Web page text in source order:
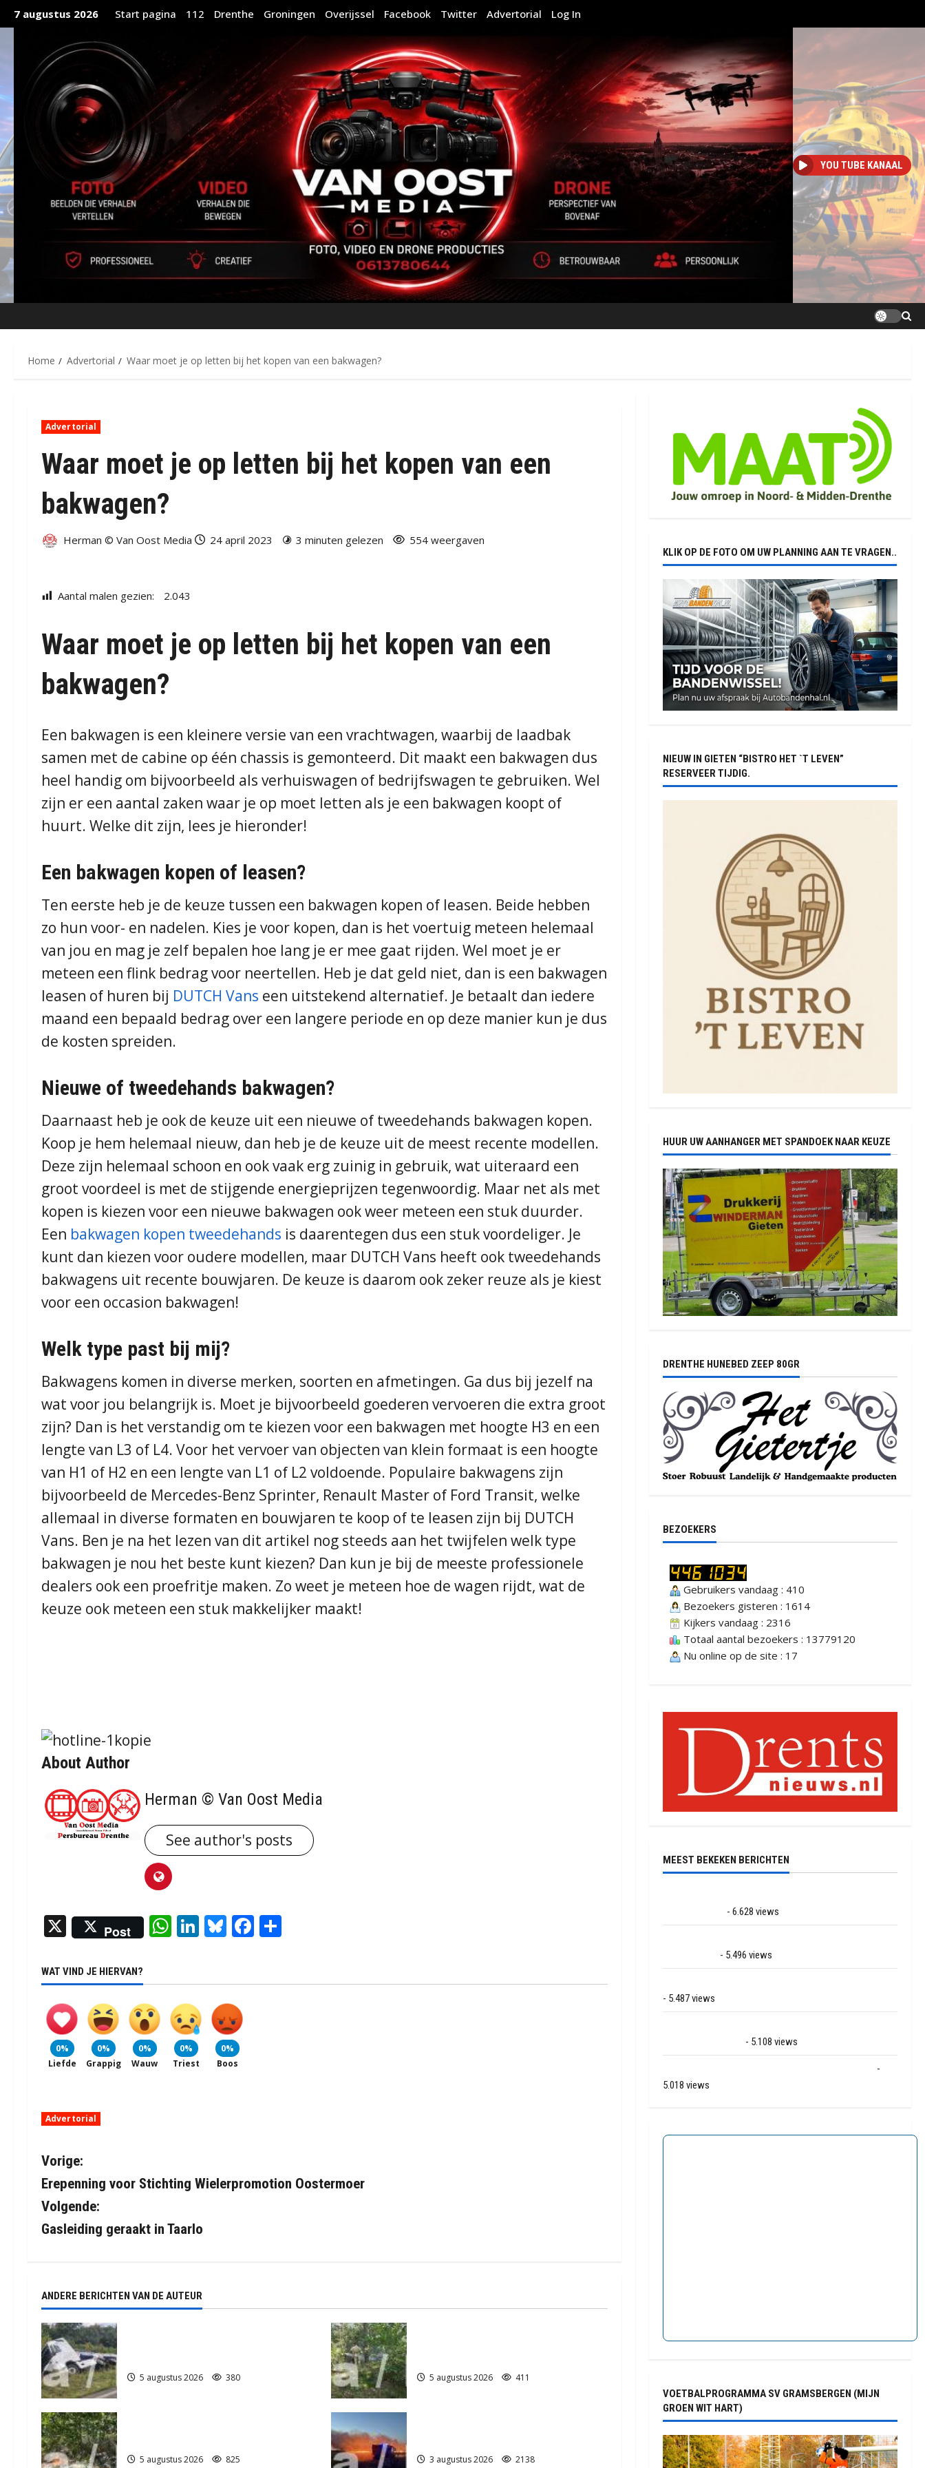
naar
7 augustus 2026 Start pagina 112 Drenthe Groningen Overijssel Facebook Twitter Advertorial Log In
YOU TUBE KANAAL
Home Advertorial Waar moet je op letten bij het kopen van een bakwagen?
Advertorial
Waar moet je op letten bij het kopen van een
bakwagen?
Herman © Van Oost Media 24 april 2023 3 minuten gelezen 554 weergaven
Aantal malen gezien: 2.043
Waar moet je op letten bij het kopen van een
bakwagen?
Een bakwagen is een kleinere versie van een vrachtwagen, waarbij de laadbak
samen met de cabine op één chassis is gemonteerd. Dit maakt een bakwagen dus
heel handig om bijvoorbeeld als verhuiswagen of bedrijfswagen te gebruiken. Wel
zijn er een aantal zaken waar je op moet letten als je een bakwagen koopt of
huurt. Welke dit zijn, lees je hieronder!
Een bakwagen kopen of leasen?
Ten eerste heb je de keuze tussen een bakwagen kopen of leasen. Beide hebben
zo hun voor- en nadelen. Kies je voor kopen, dan is het voertuig meteen helemaal
van jou en mag je zelf bepalen hoe lang je er mee gaat rijden. Wel moet je er
meteen een flink bedrag voor neertellen. Heb je dat geld niet, dan is een bakwagen
leasen of huren bij DUTCH Vans een uitstekend alternatief. Je betaalt dan iedere
maand een bepaald bedrag over een langere periode en op deze manier kun je dus
de kosten spreiden.
Nieuwe of tweedehands bakwagen?
Daarnaast heb je ook de keuze uit een nieuwe of tweedehands bakwagen kopen.
Koop je hem helemaal nieuw, dan heb je de keuze uit de meest recente modellen.
Deze zijn helemaal schoon en ook vaak erg zuinig in gebruik, wat uiteraard een
groot voordeel is met de stijgende energieprijzen tegenwoordig. Maar net als met
kopen is kiezen voor een nieuwe bakwagen ook weer meteen een stuk duurder.
Een bakwagen kopen tweedehands is daarentegen dus een stuk voordeliger. Je
kunt dan kiezen voor oudere modellen, maar DUTCH Vans heeft ook tweedehands
bakwagens uit recente bouwjaren. De keuze is daarom ook zeker reuze als je kiest
voor een occasion bakwagen!
Welk type past bij mij?
Bakwagens komen in diverse merken, soorten en afmetingen. Ga dus bij jezelf na
wat voor jou belangrijk is. Moet je bijvoorbeeld goederen vervoeren die extra groot
zijn? Dan is het verstandig om te kiezen voor een bakwagen met hoogte H3 en een
lengte van L3 of L4. Voor het vervoer van objecten van klein formaat is een hoogte
van H1 of H2 en een lengte van L1 of L2 voldoende. Populaire bakwagens zijn
bijvoorbeeld de Mercedes-Benz Sprinter, Renault Master of Ford Transit, welke
allemaal in diverse formaten en bouwjaren te koop of te leasen zijn bij DUTCH
Vans. Ben je na het lezen van dit artikel nog steeds aan het twijfelen welk type
bakwagen je nou het beste kunt kiezen? Dan kun je bij de meeste professionele
dealers ook een proefritje maken. Zo weet je meteen hoe de wagen rijdt, wat de
keuze ook meteen een stuk makkelijker maakt!
About Author
Herman © Van Oost Media
See author's posts
X Post WhatsApp
LinkedIn
Bluesky
Facebook
WAT VIND JE HIERVAN?
0%
Liefde
0%
Grappig
0%
Wauw
0%
Triest
0%
Boos
Advertorial
B
e
r
h
t
n
a
v
i
Vorige:
Erepenning voor Stichting Wielerpromotion Oostermoer
Volgende:
Gasleiding geraakt in Taarlo
ANDERE BERICHTEN VAN DE AUTEUR
5 augustus 2026 380 5 augustus 2026 411
5 augustus 2026 825 3 augustus 2026 2138
KLIK OP DE FOTO OM UW PLANNING AAN TE VRAGEN..
NIEUW IN GIETEN “BISTRO HET `T LEVEN”
RESERVEER TIJDIG.
HUUR UW AANHANGER MET SPANDOEK NAAR KEUZE
DRENTHE HUNEBED ZEEP 80GR
BEZOEKERS
Gebruikers vandaag : 410
Bezoekers gisteren : 1614
Kijkers vandaag : 2316
Totaal aantal bezoekers : 13779120
Nu online op de site : 17
MEEST BEKEKEN BERICHTEN
- 6.628 views
- 5.496 views
- 5.487 views
- 5.108 views
-
5.018 views
VOETBALPROGRAMMA SV GRAMSBERGEN (MIJN
GROEN WIT HART)